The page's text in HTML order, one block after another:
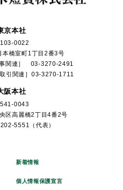
京本社
0022
本橋室町1丁目2番3号
関連］ 03-3270-2491
関連］03-3270-1711
阪本社
0043
区高麗橋2丁目4番2号
5551（代表）
新着情報
個人情報保護宣言